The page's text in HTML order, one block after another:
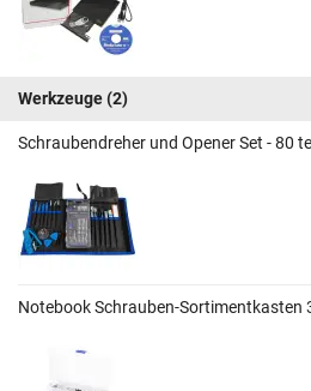
Werkzeuge(2)
Schraubendreher und Opener Set - 80
Notebook Schrauben-Sortimentkasten